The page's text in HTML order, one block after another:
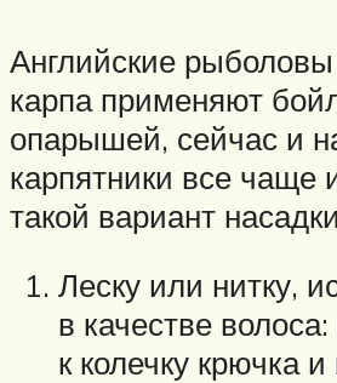
Английские
карпа применяют
опарышей, сейчас и
карпятники все чаще
такой вариант
Леску или нитку,
в качестве
к колечку крючка